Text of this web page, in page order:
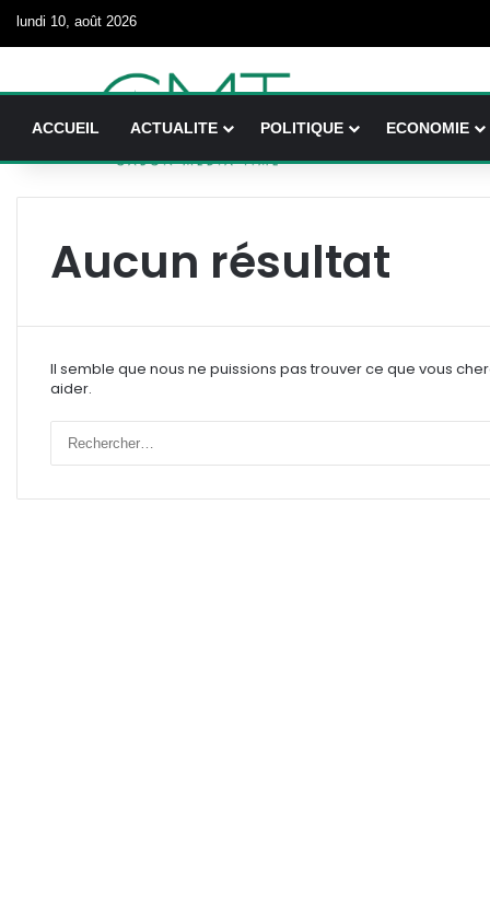
lundi 10, août 2026
ACCUEIL ACTUALITE POLITIQUE ECONOMIE
Aucun résultat
Il semble que nous ne puissions pas trouver ce que vous
aider.